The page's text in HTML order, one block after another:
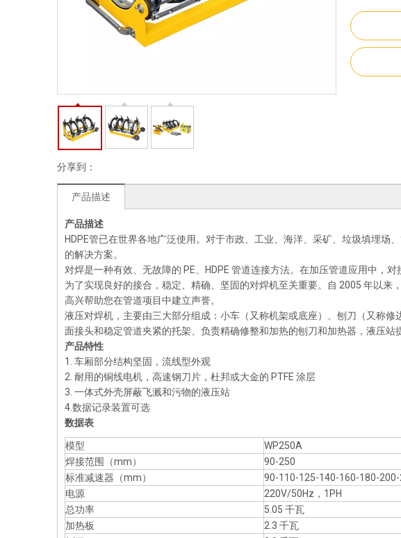
分享到：
产品描述
产品描述
HDPE管已在世界各地广泛使用。对于市政、工业、海洋、采矿、垃圾填埋场
的解决方案。
对焊是一种有效、无故障的 PE、HDPE 管道连接方法。在加压管道应用中，
为了实现良好的接合，稳定、精确、坚固的对焊机至关重要。自 2005 年以来
高兴帮助您在管道项目中建立声誉。
液压对焊机，主要由三大部分组成：小车（又称机架或底座）、刨刀（又称
面接头和稳定管道夹紧的托架、负责精确修整和加热的刨刀和加热器，液压站
产品特性
1. 车厢部分结构坚固，流线型外观
2. 耐用的铜线电机，高速钢刀片，杜邦或大金的 PTFE 涂层
3. 一体式外壳屏蔽飞溅和污物的液压站
4.数据记录装置可选
数据表
模型
WP250A
焊接范围（mm）
90-250
标准减速器（mm）
90-110-125-140-160-180-
电源
220V/50Hz，1PH
总功率
5.05 千瓦
加热板
2.3 千瓦